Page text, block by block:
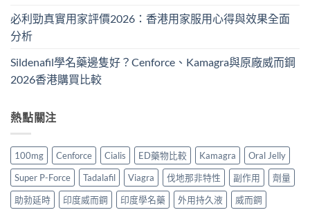
必利勁真實用家評價2026：香港用家服用心得與效果全面
分析
Sildenafil學名藥邊隻好？Cenforce、Kamagra與原廠威而鋼
2026香港購買比較
熱點關注
100mg Cenforce Cialis ED藥物比較 Kamagra
Oral Jelly
Super P-Force
Tadalafil Viagra 伐地那非特性 副作用
劑量
助勃延時
印度威而鋼 印度學名藥 外用持久液 威而鋼